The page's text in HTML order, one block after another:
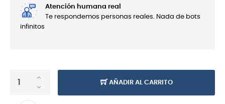
Atención humana real
Te respondemos personas reales. Nada de bots
infinitos
AÑADIR AL CARRITO